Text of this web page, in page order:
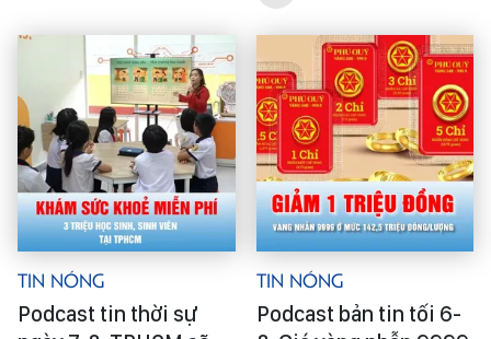
Tin Nóng
Podcast tin thời sự
Tin Nóng
Podcast bản tin tối 6-